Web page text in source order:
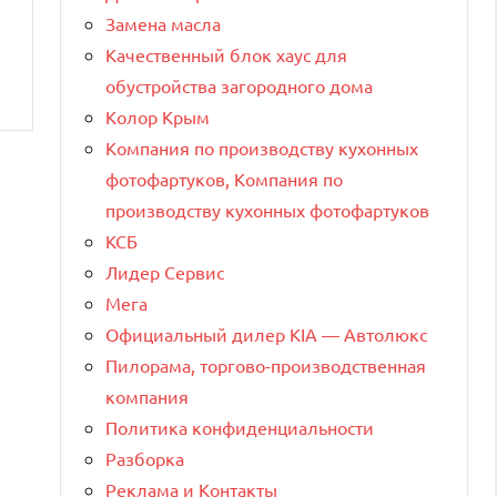
Замена масла
Качественный блок хаус для
обустройства загородного дома
Колор Крым
Компания по производству кухонных
фотофартуков, Компания по
производству кухонных фотофартуков
КСБ
Лидер Сервис
Мега
Официальный дилер KIA — Автолюкс
Пилорама, торгово-производственная
компания
Политика конфиденциальности
Разборка
Реклама и Контакты